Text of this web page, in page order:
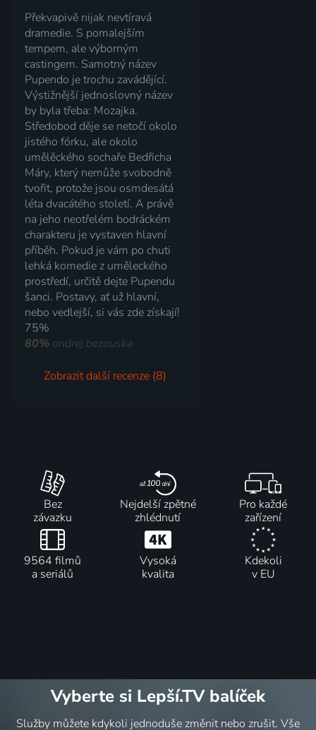
Překvapivě nijak nevtíravá
dramedie. S pomalejším
tempem, ale výborným
castingem. Samotný název
Pupendo je trochu zavádějící.
Výstižnější jednoslovný název
by byla třeba: Mozajka.
Středobod děje se netočí okolo
jistého fórku, ale okolo
umělěckého sochaře Bedřicha
Máry, který nemůže svobodně
tvořit, protože jsou osmdesátá
léta dvacátého století. A právě
na jeho neotřelém bodráckém
charakteru je vystaven hlavní
příběh. Pokud je vám po chuti
lehká komedie z uměleckého
prostředí, určitě dejte Pupendu
šanci. Postavy, ať už hlavní,
nebo vedlejší, si vás zde získají!
75%
80% ondrej.bezouska
Zobrazit další recenze (8)
Bez
závazku
Nejdelší zpětné
zhlédnutí
Pro každé
zařízení
9564 filmů
a seriálů
Vysoká
kvalita
Kdekoli
v EU
Vyberte si Lepší.TV balíček
Služby můžete kdykoli jednoduše změnit nebo zrušit. Vše